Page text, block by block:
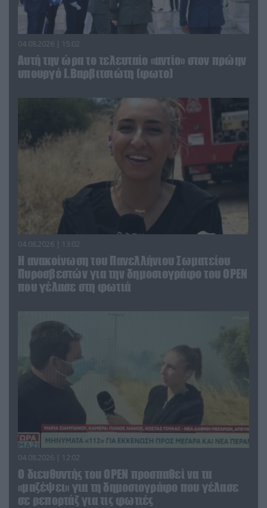
04.08.2026 | 15:02
Αυτή την ώρα το τελευταίο «αντίο» στον πρώην
υπουργό Ι.Βαρβιτσιώτη (φωτο)
04.08.2026 | 13:02
Η ανακοίνωση του Πανελλήνιου Σωματείου
Πυροσβεστών για την δημοσιογράφο του OPEN
που γέλασε στη φωτιά
04.08.2026 | 12:02
O διευθυντής του OPEN προσπαθεί να τα
«μαζέψει» για τη δημοσιογράφο που γέλασε
σε ρεπορτάζ για τις φωτιές